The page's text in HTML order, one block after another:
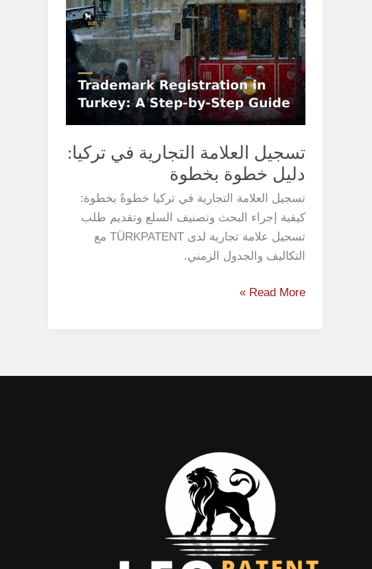
تسجيل العلامة التجارية في تركيا:
دليل خطوة بخطوة
تسجيل العلامة التجارية في تركيا خطوةً بخطوة:
كيفية إجراء البحث وتصنيف السلع وتقديم طلب
تسجيل علامة تجارية لدى TÜRKPATENT مع
التكاليف والجدول الزمني.
تسجيل
العلامة
التجارية
في
تركيا:
دليل
خطوة
Read More »